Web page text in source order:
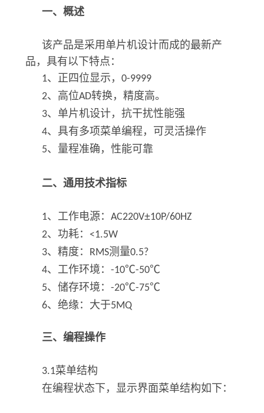
一、概述
该产品是采用单片机设计而成的最新产
品，具有以下特点：
1、正四位显示， 0-9999
2、高位AD转换，精度高。
3、单片机设计，抗干扰性能强
4、具有多项菜单编程，可灵活操作
5、量程准确，性能可靠
二、通用技术指标
1、工作电源： AC220V±10P/60HZ
2、功耗：
<1.5W
3、精度： RMS测量0.5?
4、工作环境： -10℃-50℃
5、储存环境： -20℃-75℃
6、绝缘：大于5MQ
三、编程操作
3.1菜单结构
在编程状态下，显示界面菜单结构如下：